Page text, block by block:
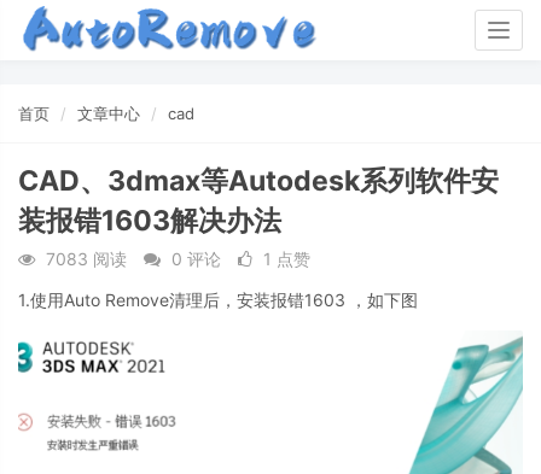
首页 文章中心 cad
CAD、3dmax等Autodesk系列软件安
装报错1603解决办法
7083 阅读 0 评论
1 点赞
1.使用Auto Remove清理后，安装报错1603 ，如下图